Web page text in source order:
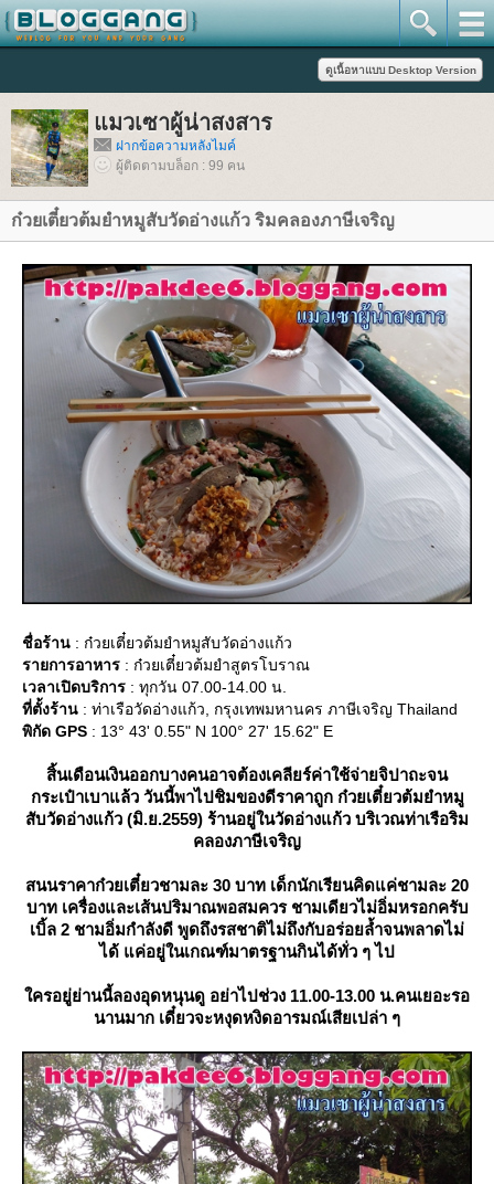
มวเซาผู้น่าสงสาร
ฝากข้อความหลังไมค์
ผู้ติดตามบล็อก : 99 คน
ก๋วยเตี๋ยวต้มยำหมูสับวัดอ่างแก้ว ริมคลองภาษีเจริญ
ชื่อร้าน : ก๋วยเตี๋ยวต้มยำหมูสับวัดอ่างแก้ว
รายการอาหาร : ก๋วยเตี๋ยวต้มยำสูตรโบราณ
เวลาเปิดบริการ : ทุกวัน 07.00-14.00 น.
ที่ตั้งร้าน : ท่าเรือวัดอ่างแก้ว, กรุงเทพมหานคร ภาษีเจริญ Thailand
พิกัด GPS : 13° 43' 0.55" N 100° 27' 15.62" E
สิ้นเดือนเงินออกบางคนอาจต้องเคลียร์ค่าใช้จ่ายจิปาถะจน
กระเป๋าเบาแล้ว วันนี้พาไปชิมของดีราคาถูก ก๋วยเตี๋ยวต้มยำหมู
สับวัดอ่างแก้ว (มิ.ย.2559) ร้านอยู่ในวัดอ่างแก้ว บริเวณท่าเรือริม
คลองภาษีเจริญ
สนนราคาก๋วยเตี๋ยวชามละ 30 บาท เด็กนักเรียนคิดแค่ชามละ 20
บาท เครื่องและเส้นปริมาณพอสมควร ชามเดียวไม่อิ่มหรอกครับ
เบิ้ล 2 ชามอิ่มกำลังดี พูดถึงรสชาติไม่ถึงกับอร่อยล้ำจนพลาดไม่
ได้ แค่อยู่ในเกณฑ์มาตรฐานกินได้ทั่ว ๆ ไป
ครอยู่ย่านนี้ลองอุดหนุนดู อย่าไปช่วง 11.00-13.00 น.คนเยอะรอ
นานมาก เดี๋ยวจะหงุดหงิดอารมณ์เสียเปล่า ๆ